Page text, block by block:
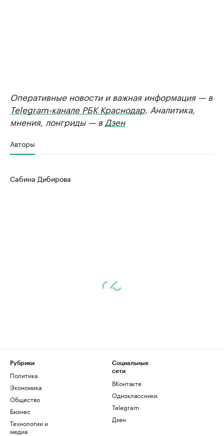
Оперативные новости и важная информация — в
Telegram-канале РБК Краснодар. Аналитика,
мнения, лонгриды — в Дзен
Авторы
Сабина Дибирова
Рубрики
Политика
Экономика
Общество
Бизнес
Технологии и
медиа
Социальные
сети
ВКонтакте
Одноклассники
Telegram
Дзен